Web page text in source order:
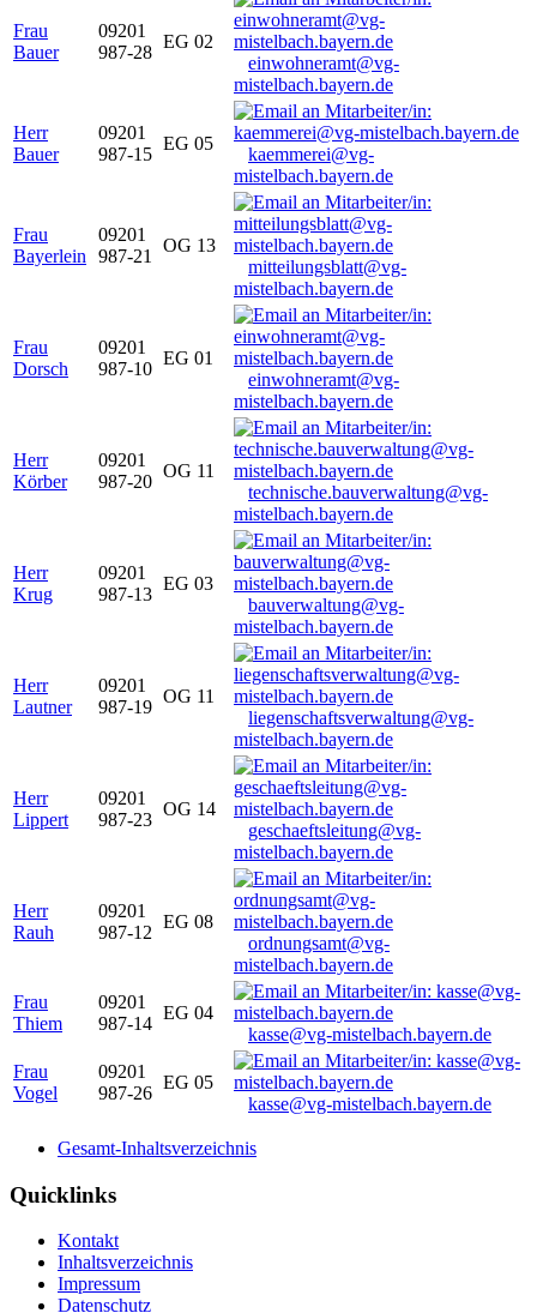
Frau
Bauer
09201
987-28
EG 02
einwohneramt@vg-
mistelbach.bayern.de
Herr
Bauer
09201
987-15
EG 05
kaemmerei@vg-
mistelbach.bayern.de
Frau
Bayerlein
09201
987-21
OG 13
mitteilungsblatt@vg-
mistelbach.bayern.de
Frau
Dorsch
09201
987-10
EG 01
einwohneramt@vg-
mistelbach.bayern.de
Herr
Körber
09201
987-20
OG 11
technische.bauverwaltung@vg-
mistelbach.bayern.de
Herr
Krug
09201
987-13
EG 03
bauverwaltung@vg-
mistelbach.bayern.de
Herr
Lautner
09201
987-19
OG 11
liegenschaftsverwaltung@vg-
mistelbach.bayern.de
Herr
Lippert
09201
987-23
OG 14
geschaeftsleitung@vg-
mistelbach.bayern.de
Herr
Rauh
09201
987-12
EG 08
ordnungsamt@vg-
mistelbach.bayern.de
Frau
Thiem
09201
987-14
EG 04
kasse@vg-mistelbach.bayern.de
Frau
Vogel
09201
987-26
EG 05
kasse@vg-mistelbach.bayern.de
Gesamt-Inhaltsverzeichnis
Quicklinks
Kontakt
Inhaltsverzeichnis
Impressum
Datenschutz